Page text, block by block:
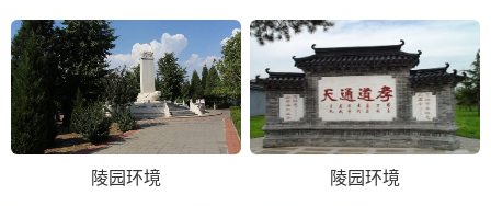
陵园环境 陵园环境